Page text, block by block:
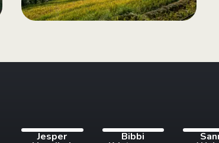
Jesper Bibbi